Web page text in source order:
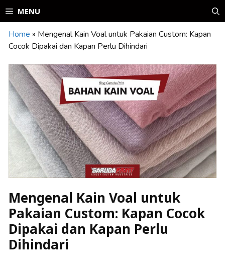
to
content
MENU
Home » Mengenal Kain Voal untuk Pakaian Custom: Kapan
Cocok Dipakai dan Kapan Perlu Dihindari
Mengenal Kain Voal untuk
Pakaian Custom: Kapan Cocok
Dipakai dan Kapan Perlu
Dihindari